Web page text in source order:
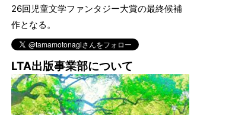
26回児童文学ファンタジー大賞の最終候補
作となる。
LTA出版事業部について